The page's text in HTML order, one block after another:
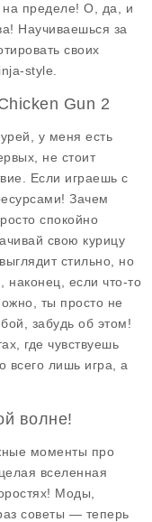
на пределе! О, да, и
Научиваешься за
своих
style.
Gun 2
у меня есть
не стоит
Если играешь с
Зачем
спокойно
свою курицу
стильно, но
если что-то
ты просто не
забудь об этом!
где чувствуешь
всего лишь игра, а
волне!
моменты про
вселенная
Моды,
советы — теперь